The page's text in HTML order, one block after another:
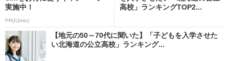
実施中！
PR(IIJmio)
高校」ランキングTOP2...
【地元の50～70代に聞いた】「子どもを入学させた
い北海道の公立高校」ランキング...